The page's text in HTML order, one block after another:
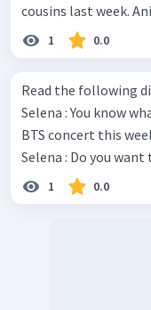
cousins
1 0.0
Read the following
Selena : You know
BTS concert this weekend! Isabele : No
Selena : Do you want
1 0.0